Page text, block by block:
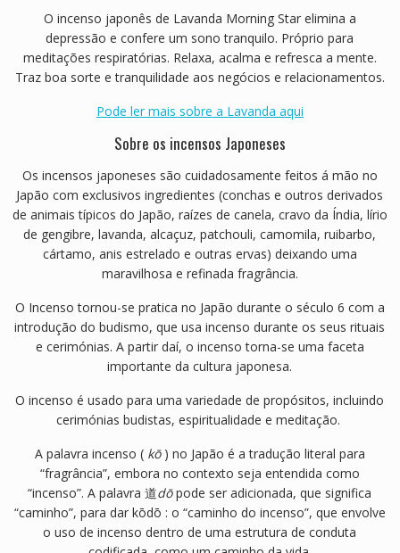
O incenso japonês de Lavanda Morning Star elimina a
depressão e confere um sono tranquilo. Próprio para
meditações respiratórias. Relaxa, acalma e refresca a mente.
Traz boa sorte e tranquilidade aos negócios e relacionamentos.
Pode ler mais sobre a Lavanda aqui
Sobre os incensos Japoneses
Os incensos japoneses são cuidadosamente feitos á mão no
Japão com exclusivos ingredientes (conchas e outros derivados
de animais típicos do Japão, raízes de canela, cravo da Índia, lírio
de gengibre, lavanda, alcaçuz, patchouli, camomila, ruibarbo,
cártamo, anis estrelado e outras ervas) deixando uma
maravilhosa e refinada fragrância.
O Incenso tornou-se pratica no Japão durante o século 6 com a
introdução dobudismo, que usa incenso durante os seus rituais
e cerimónias. A partir daí, o incensotorna-se uma faceta
importante dacultura japonesa.
O incenso é usado para uma variedade de propósitos, incluindo
cerimónias budistas, espiritualidade e meditação.
A palavra incenso ( kō) no Japão é atradução literal para
“fragrância”, embora no contexto seja entendida como
“incenso”.A palavra 道dōpode ser adicionada, que significa
“caminho”, para dar kōdō : o “caminho do incenso”, que envolve
o uso de incenso dentro de uma estrutura de conduta